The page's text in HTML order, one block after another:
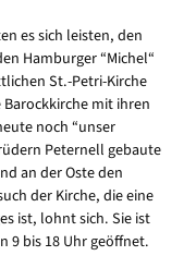
es sich leisten, den
Hamburger “Michel“
St.-Petri-Kirche
Barockkirche mit ihren
noch “unser
Peternell gebaute
an der Oste den
der Kirche, die eine
ist, lohnt sich. Sie ist
9 bis 18 Uhr geöffnet.